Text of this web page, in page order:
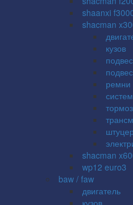
shaanxi
shacman
кузов
ремни
shacman
wp12 euro3
baw / faw
двигатель
кузов